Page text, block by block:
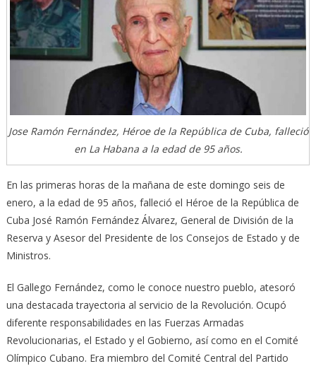
Jose Ramón Fernández, Héroe de la República de Cuba, falleció
en La Habana a la edad de 95 años.
En las primeras horas de la mañana de este domingo seis de
enero, a la edad de 95 años, falleció el Héroe de la República de
Cuba José Ramón Fernández Álvarez, General de División de la
Reserva y Asesor del Presidente de los Consejos de Estado y de
Ministros.
El Gallego Fernández, como le conoce nuestro pueblo, atesoró
una destacada trayectoria al servicio de la Revolución. Ocupó
diferente responsabilidades en las Fuerzas Armadas
Revolucionarias, el Estado y el Gobierno, así como en el Comité
Olímpico Cubano. Era miembro del Comité Central del Partido